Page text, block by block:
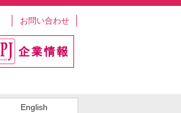
お問い合わせ
English